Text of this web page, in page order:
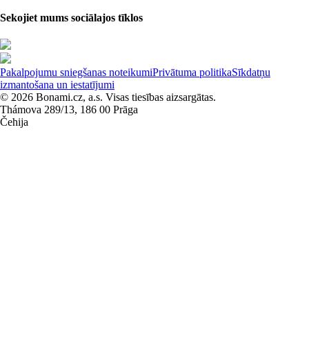
Sekojiet mums sociālajos tīklos
Pakalpojumu sniegšanas noteikumiPrivātuma politikaSīkdatņu
izmantošana un iestatījumi
© 2026 Bonami.cz, a.s. Visas tiesības aizsargātas.
Thámova 289/13, 186 00 Prāga
Čehija